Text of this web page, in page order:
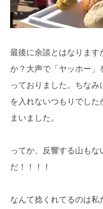
最後に余談とはなります
か？大声で「ヤッホー」
っておりました。ちなみ
を入れないつもりでした
まいました。
ってか、反響する山もな
だ！！！！
なんて捻くれてるのは私